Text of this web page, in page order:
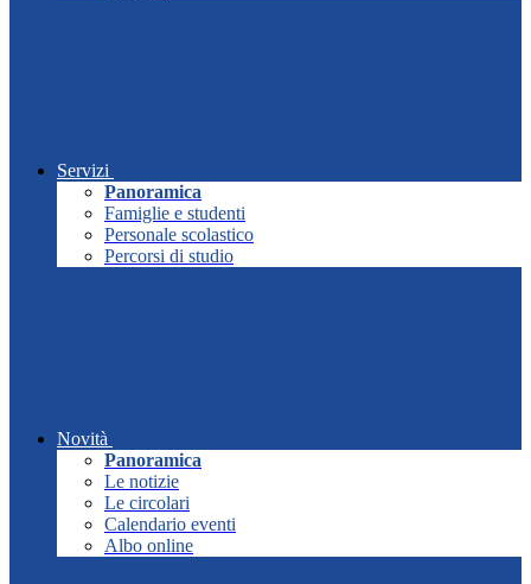
Servizi
Panoramica
Famiglie e studenti
Personale scolastico
Percorsi di studio
Novità
Panoramica
Le notizie
Le circolari
Calendario eventi
Albo online